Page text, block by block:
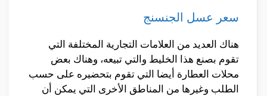
سعر عسل الجنسنج
هناك العديد من العلامات التجارية المختلفة التي
تقوم بصنع هذا الخليط والتي تبيعه، وهناك بعض
محلات العطارة أيضا التي تقوم بتحضيره على حسب
الطلب وغيرها من المناطق الأخرى التي يمكن أن